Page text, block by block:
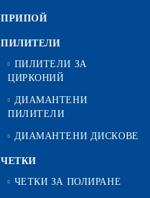
ПРИПОЙ
ПИЛИТЕЛИ
ПИЛИТЕЛИ ЗА
ЦИРКОНИЙ
ДИАМАНТЕНИ
ПИЛИТЕЛИ
ДИАМАНТЕНИ ДИСКОВЕ
ЧЕТКИ
ЧЕТКИ ЗА ПОЛИРАНЕ